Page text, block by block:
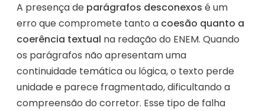
A presença de parágrafos desconexos é um
erro que compromete tanto a coesão quanto a
coerência textual na redação do ENEM. Quando
os parágrafos não apresentam uma
continuidade temática ou lógica, o texto perde
unidade e parece fragmentado, dificultando a
compreensão do corretor. Esse tipo de falha